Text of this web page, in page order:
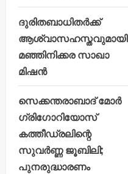
ദുരിതബാധിതർക്ക്
ആശ്വാസഹസ്തവുമായി
മഞ്ഞിനിക്കര സാഖാ
മിഷൻ
സെക്കന്തരാബാദ് മോർ
ഗ്രിഗോറിയോസ്
കത്തീഡ്രലിന്റെ
സുവർണ്ണ ജൂബിലി;
പുനരുദ്ധാരണം